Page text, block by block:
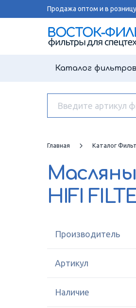
Продажа оптом и в
Каталог фильтров
Главная Каталог
HIFI
Производитель
Артикул
Наличие